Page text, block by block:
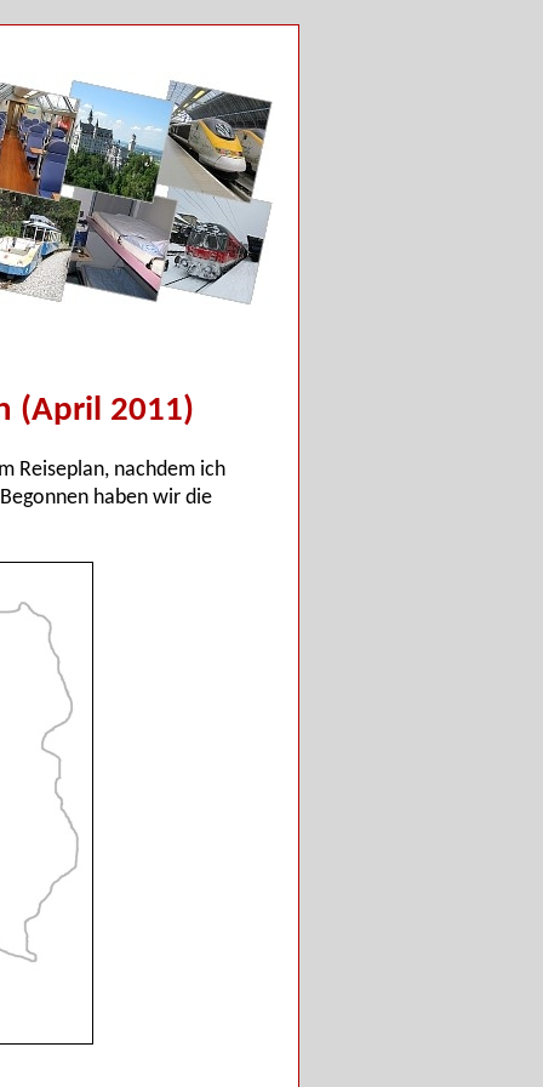
(April 2011)
Reiseplan, nachdem ich
haben wir die